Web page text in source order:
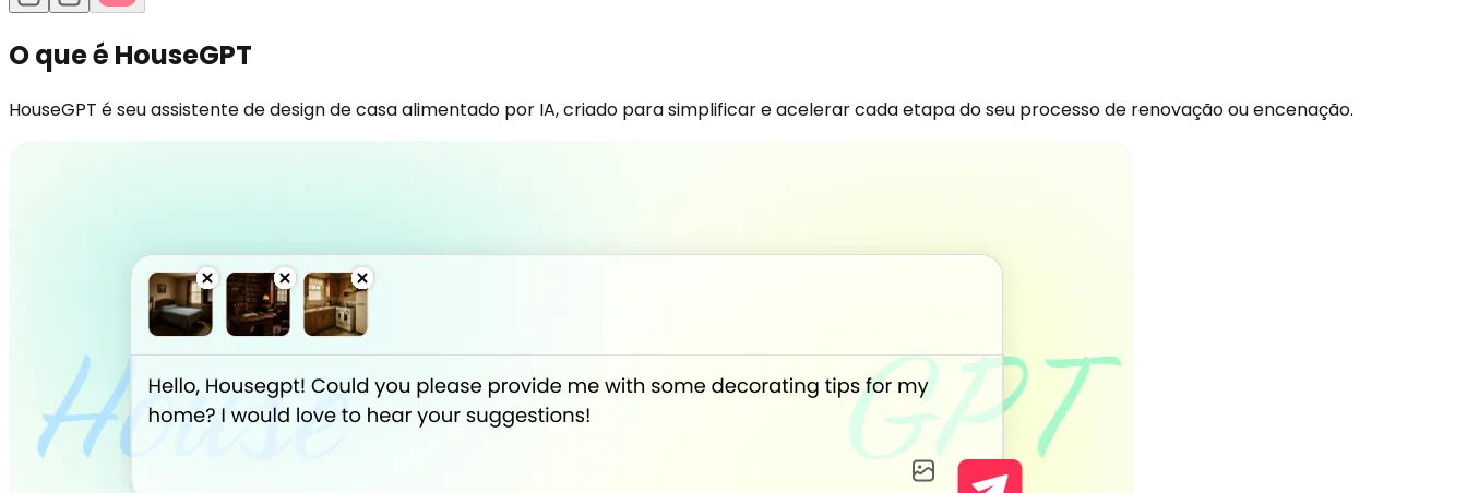
O que é HouseGPT
HouseGPT é seu assistente de design de casa alimentado por IA, criado para simplificar e acelerar cada etapa do seu processo de renovação ou encenação.